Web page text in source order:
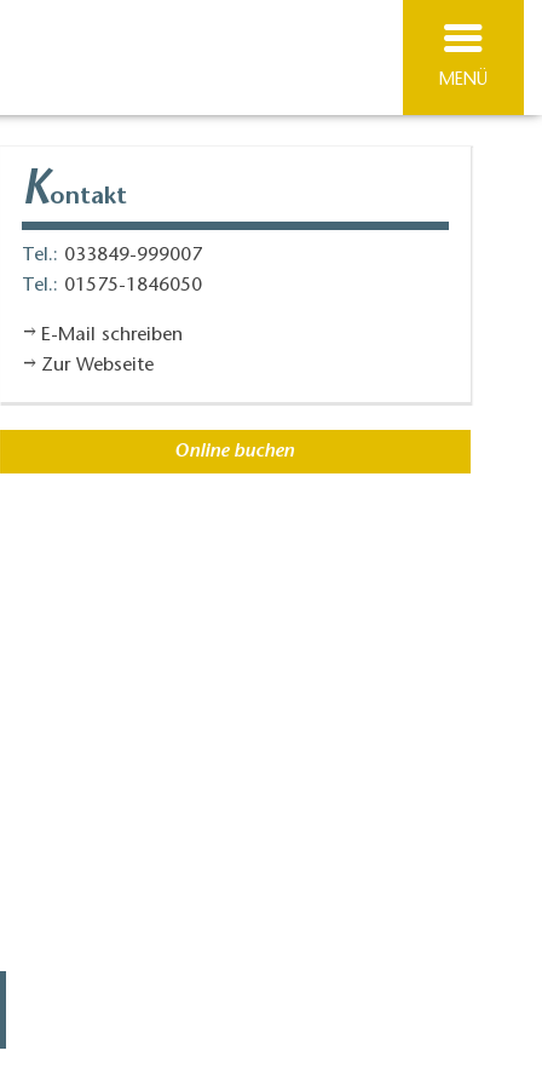
MENÜ
Kontakt
Tel.: 033849-999007
Tel.: 01575-1846050
E-Mail schreiben
Zur Webseite
Online buchen